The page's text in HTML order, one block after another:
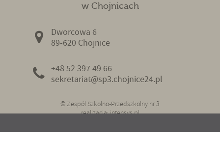
w Chojnicach
Dworcowa 6
89-620 Chojnice
+48 52 397 49 66
sekretariat@sp3.chojnice24.pl
© Zespół Szkolno-Przedszkolny nr 3
realizacja:intensys.pl